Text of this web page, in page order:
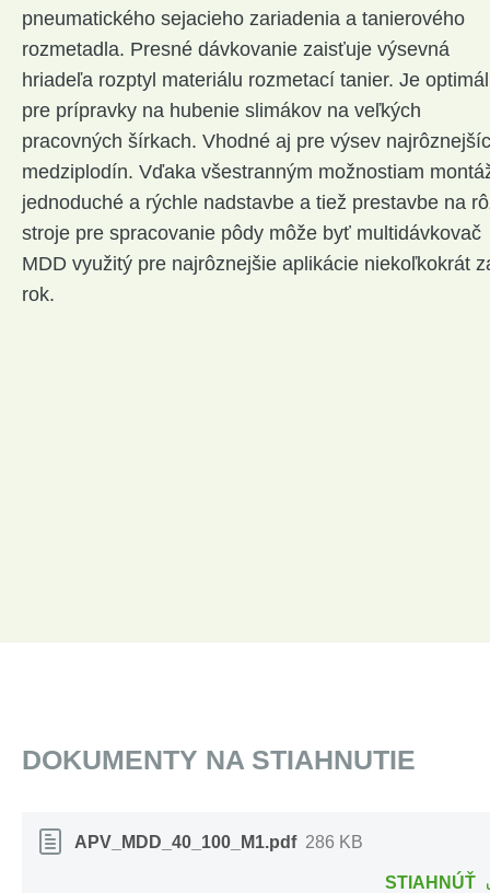
pneumatického sejacieho zariadenia a tanierového
rozmetadla. Presné dávkovanie zaisťuje výsevná
hriadeľa rozptyl materiálu rozmetací tanier. Je
pre prípravky na hubenie slimákov na veľkých
pracovných šírkach. Vhodné aj pre výsev
medziplodín. Vďaka všestranným možnostiam
jednoduché a rýchle nadstavbe a tiež prestavbe na
stroje pre spracovanie pôdy môže byť multidávkovač
MDD využitý pre najrôznejšie aplikácie niekoľkokrát
rok.
DOKUMENTY NA STIAHNUTIE
APV_MDD_40_100_M1.pdf 286 KB
STIAHNÚŤ